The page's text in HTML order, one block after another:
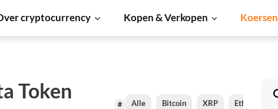
cryptocurrency Kopen & Verkopen Koersen
Token
# Alle Bitcoin XRP Ethereum